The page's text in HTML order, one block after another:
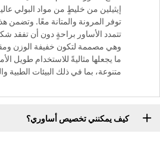
إيثيلين من خليطٍ من مواد البولي
توفر المرونة والمتانة معًا. وتضمن
تتمدد الأساور براحةٍ دون أن تفقد
وهي مصممة لتكون خفيفة الوزن
ما يجعلها مثاليةً للاستخدام طويل
متنوعة، بما في ذلك البيئات الطبية
كيف يمكنني تخصيص أساوري؟